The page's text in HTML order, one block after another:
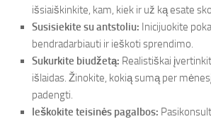
išsiaiškinkite, kam, kiek ir už ką esate
Susisiekite su antstoliu: Inicijuokite
bendradarbiauti ir ieškoti sprendimo.
Sukurkite biudžetą: Realistiškai
išlaidas. Žinokite, kokią sumą per
padengti.
Ieškokite teisinės pagalbos: